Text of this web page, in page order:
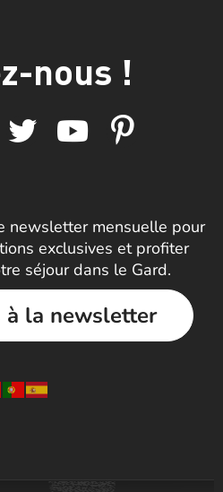
nous !
newsletter mensuelle pour
exclusives et profiter
séjour dans le Gard.
à la newsletter